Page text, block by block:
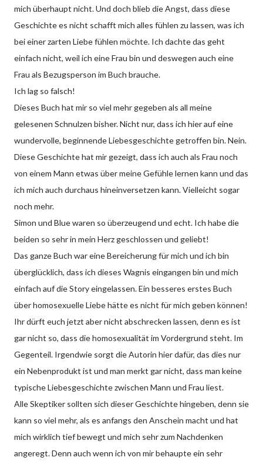
mich überhaupt nicht. Und doch blieb die Angst, dass diese
Geschichte es nicht schafft mich alles fühlen zu lassen, was ich
bei einer zarten Liebe fühlen möchte. Ich dachte das geht
einfach nicht, weil ich eine Frau bin und deswegen auch eine
Frau als Bezugsperson im Buch brauche.
Ich lag so falsch!
Dieses Buch hat mir so viel mehr gegeben als all meine
gelesenen Schnulzen bisher. Nicht nur, dass ich hier auf eine
wundervolle, beginnende Liebesgeschichte getroffen bin. Nein.
Diese Geschichte hat mir gezeigt, dass ich auch als Frau noch
von einem Mann etwas über meine Gefühle lernen kann und das
ich mich auch durchaus hineinversetzen kann. Vielleicht sogar
noch mehr.
Simon und Blue waren so überzeugend und echt. Ich habe die
beiden so sehr in mein Herz geschlossen und geliebt!
Das ganze Buch war eine Bereicherung für mich und ich bin
überglücklich, dass ich dieses Wagnis eingangen bin und mich
einfach auf die Story eingelassen. Ein besseres erstes Buch
über homosexuelle Liebe hätte es nicht für mich geben können!
Ihr dürft euch jetzt aber nicht abschrecken lassen, denn es ist
gar nicht so, dass die homosexualität im Vordergrund steht. Im
Gegenteil. Irgendwie sorgt die Autorin hier dafür, das dies nur
ein Nebenprodukt ist und man merkt gar nicht, dass man keine
typische Liebesgeschichte zwischen Mann und Frau liest.
Alle Skeptiker sollten sich dieser Geschichte hingeben, denn sie
kann so viel mehr, als es anfangs den Anschein macht und hat
mich wirklich tief bewegt und mich sehr zum Nachdenken
angeregt. Denn auch wenn ich von mir behaupte ein sehr